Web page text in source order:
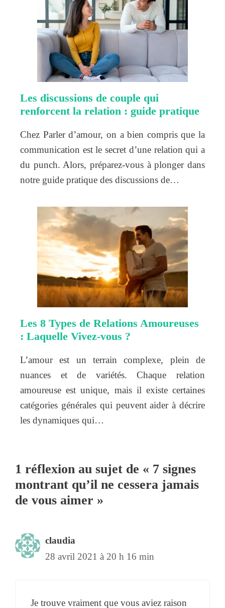
Les discussions de couple qui
renforcent la relation : guide pratique
Chez Parler d’amour, on a bien compris que la
communication est le secret d’une relation qui a
du punch. Alors, préparez-vous à plonger dans
notre guide pratique des discussions de…
Les 8 Types de Relations Amoureuses
: Laquelle Vivez-vous ?
L’amour est un terrain complexe, plein de
nuances et de variétés. Chaque relation
amoureuse est unique, mais il existe certaines
catégories générales qui peuvent aider à décrire
les dynamiques qui…
1 réflexion au sujet de « 7 signes
montrant qu’il ne cessera jamais
de vous aimer »
claudia
28 avril 2021 à 20 h 16 min
Je trouve vraiment que vous aviez raison